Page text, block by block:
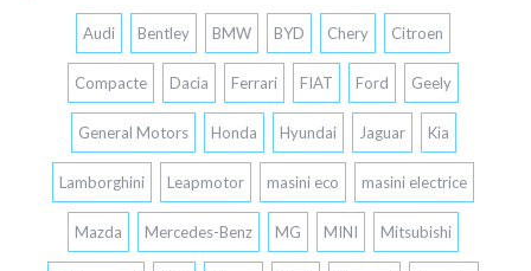
Audi Bentley BMW BYD Chery Citroen
Compacte Dacia Ferrari FIAT Ford Geely
General Motors Honda Hyundai Jaguar Kia
Lamborghini Leapmotor masini eco masini electrice
Mazda Mercedes-Benz MG MINI Mitsubishi